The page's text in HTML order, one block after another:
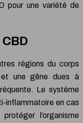
pour une variété de
régions du corps
et une gêne dues à
Le système
inflammatoire en cas
l’organisme